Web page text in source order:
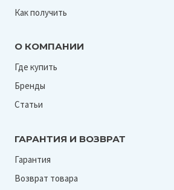
Как получить
О КОМПАНИИ
Где купить
Бренды
Статьи
ГАРАНТИЯ И ВОЗВРАТ
Гарантия
Возврат товара